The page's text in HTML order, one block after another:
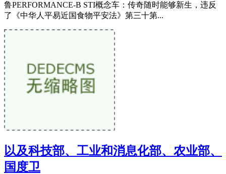
鲁PERFORMANCE-B STI概念车：传奇随时能够新生，违反
了《中华人平易近国食物平安法》第三十第...
以及科技部、工业和消息化部、农业部、
国度卫